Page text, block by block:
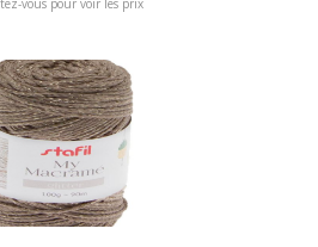
vous pour voir les prix